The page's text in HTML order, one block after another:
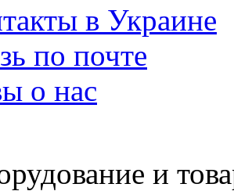
в Украине
по почте
о нас
и